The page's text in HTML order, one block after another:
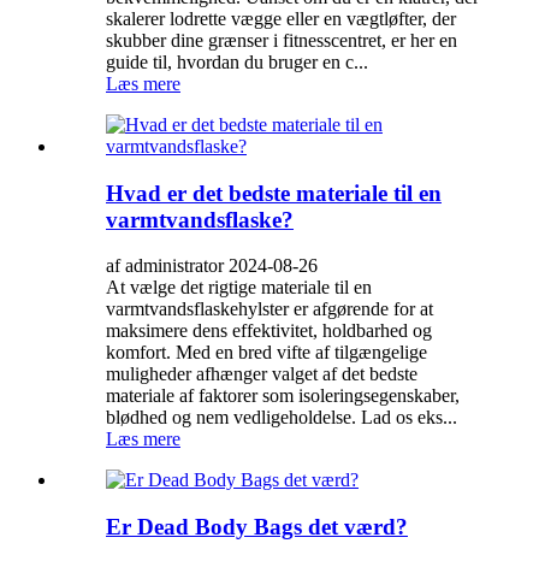
skalerer lodrette vægge eller en vægtløfter, der
skubber dine grænser i fitnesscentret, er her en
guide til, hvordan du bruger en c...
Læs mere
Hvad er det bedste materiale til en
varmtvandsflaske?
af administrator 2024-08-26
At vælge det rigtige materiale til en
varmtvandsflaskehylster er afgørende for at
maksimere dens effektivitet, holdbarhed og
komfort. Med en bred vifte af tilgængelige
muligheder afhænger valget af det bedste
materiale af faktorer som isoleringsegenskaber,
blødhed og nem vedligeholdelse. Lad os eks...
Læs mere
Er Dead Body Bags det værd?